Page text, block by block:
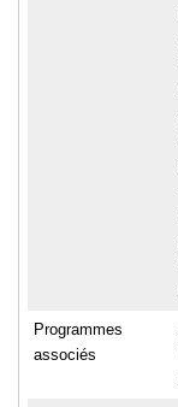
Programmes
associés